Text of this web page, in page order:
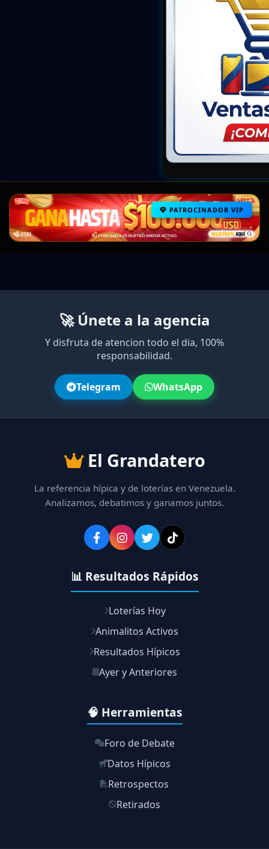
PATROCINADOR VIP
🚀 Únete a la agencia
Y disfruta de atencion todo el dia, 100%
responsabilidad.
Telegram WhatsApp
El Grandatero
La referencia hípica y de loterías en Venezuela.
Analizamos, debatimos y ganamos juntos.
📊 Resultados Rápidos
Loterías Hoy
Animalitos Activos
Resultados Hípicos
Ayer y Anteriores
🧠 Herramientas
Foro de Debate
Datos Hípicos
Retrospectos
Retirados